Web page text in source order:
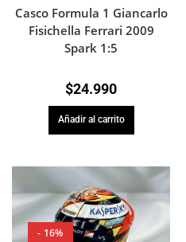
Casco Formula 1 Giancarlo
Fisichella Ferrari 2009
Spark 1:5
$24.990
Añadir al carrito
- 16%